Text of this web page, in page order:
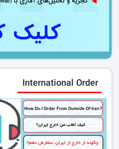
International Order